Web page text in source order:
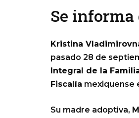
Se informa
Kristina
pasado 28 de
Integral de la
Fiscalía mexiquense
Su madre adoptiva,